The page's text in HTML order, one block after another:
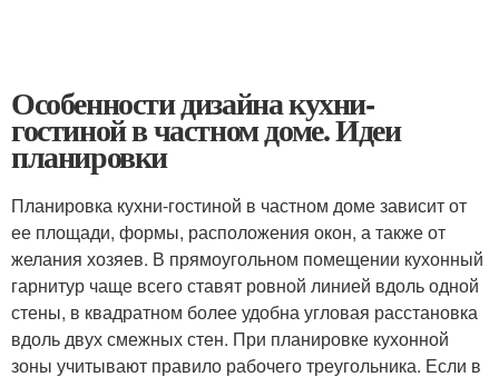
Особенности дизайна кухни-
гостиной в частном доме. Идеи
планировки
Планировка кухни-гостиной в частном доме зависит от
ее площади, формы, расположения окон, а также от
желания хозяев. В прямоугольном помещении кухонный
гарнитур чаще всего ставят ровной линией вдоль одной
стены, в квадратном более удобна угловая расстановка
вдоль двух смежных стен. При планировке кухонной
зоны учитывают правило рабочего треугольника. Если в